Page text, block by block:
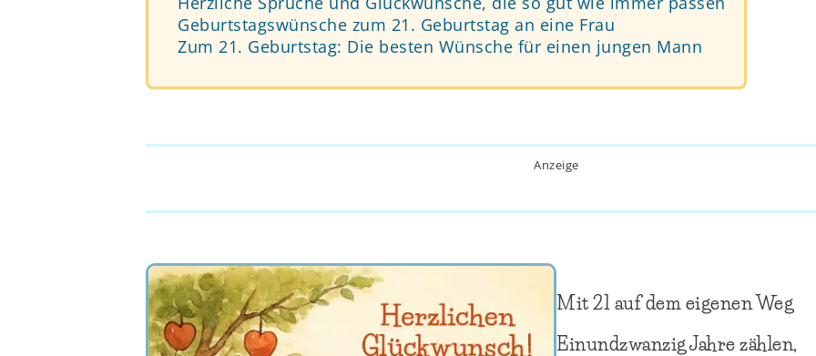
Geburtstagswünsche zum 21. Geburtstag an eine Frau
Zum 21. Geburtstag: Die besten Wünsche für einen jungen Mann
Anzeige
Mit 21 auf dem eigenen Weg
Einundzwanzig Jahre zählen,